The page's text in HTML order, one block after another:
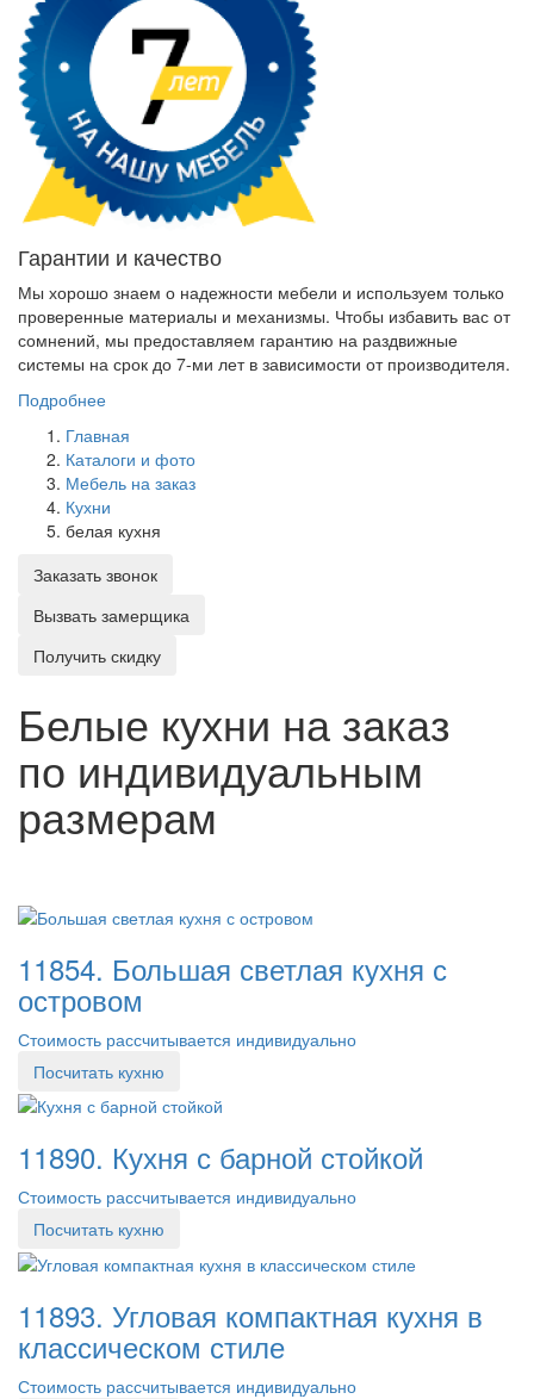
Гарантии и качество
Мы хорошо знаем о надежности мебели и используем только
проверенные материалы и механизмы. Чтобы избавить вас от
сомнений, мы предоставляем гарантию на раздвижные
системы на срок до 7-ми лет в зависимости от производителя.
Подробнее
Главная
Каталоги и фото
Мебель на заказ
Кухни
белая кухня
Заказать звонок
Вызвать замерщика
Получить скидку
Белые кухни на заказ
по индивидуальным
размерам
11854. Большая светлая кухня с
островом
Стоимость рассчитывается индивидуально
Посчитать кухню
11890. Кухня с барной стойкой
Стоимость рассчитывается индивидуально
Посчитать кухню
11893. Угловая компактная кухня в
классическом стиле
Стоимость рассчитывается индивидуально